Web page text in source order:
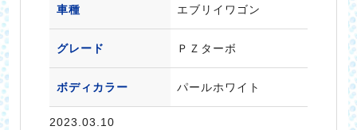
車種 エブリイワゴン
グレード ＰＺターボ
ボディカラー パールホワイト
2023.03.10